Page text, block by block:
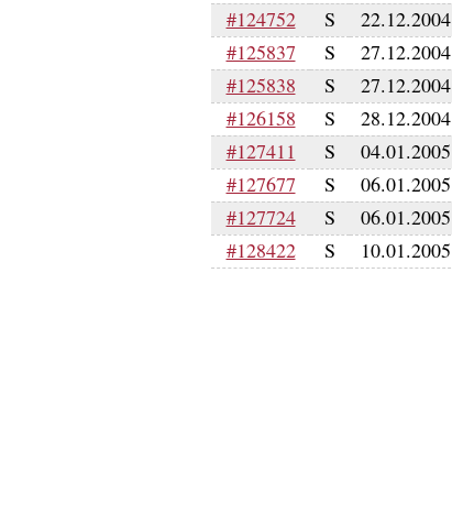
#124752
S 22.12.2004
#125837
S 27.12.2004
#125838
S 27.12.2004
#126158
S 28.12.2004
#127411
S 04.01.2005
#127677
S 06.01.2005
#127724
S 06.01.2005
#128422
S 10.01.2005